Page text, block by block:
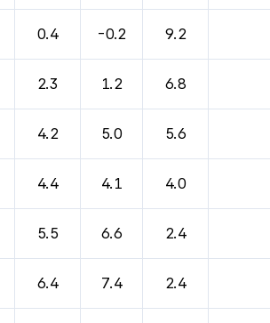
0.4 -0.2 9.2
2.3 1.2 6.8
4.2 5.0 5.6
4.4 4.1 4.0
5.5 6.6 2.4
6.4 7.4 2.4